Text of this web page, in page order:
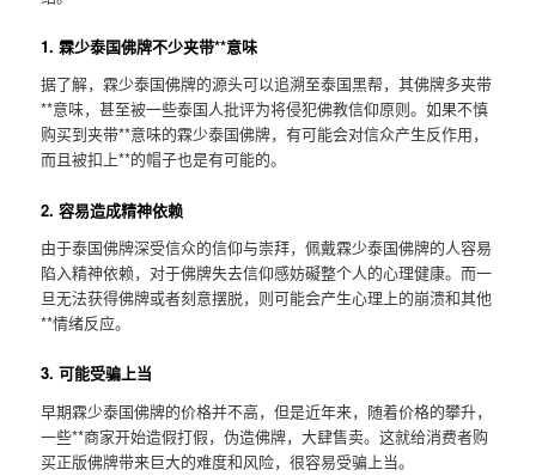
1. 霖少泰国佛牌不少夹带**意味
据了解，霖少泰国佛牌的源头可以追溯至泰国黑帮，其佛牌多夹带
**意味，甚至被一些泰国人批评为将侵犯佛教信仰原则。如果不慎
购买到夹带**意味的霖少泰国佛牌，有可能会对信众产生反作用，
而且被扣上**的帽子也是有可能的。
2. 容易造成精神依赖
由于泰国佛牌深受信众的信仰与崇拜，佩戴霖少泰国佛牌的人容易
陷入精神依赖，对于佛牌失去信仰感妨礙整个人的心理健康。而一
旦无法获得佛牌或者刻意摆脱，则可能会产生心理上的崩溃和其他
**情绪反应。
3. 可能受骗上当
早期霖少泰国佛牌的价格并不高，但是近年来，随着价格的攀升，
一些**商家开始造假打假，伪造佛牌，大肆售卖。这就给消费者购
买正版佛牌带来巨大的难度和风险，很容易受骗上当。